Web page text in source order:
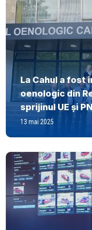
La Cahul a fost
oenologic din
sprijinul UE și
13 mai 2025